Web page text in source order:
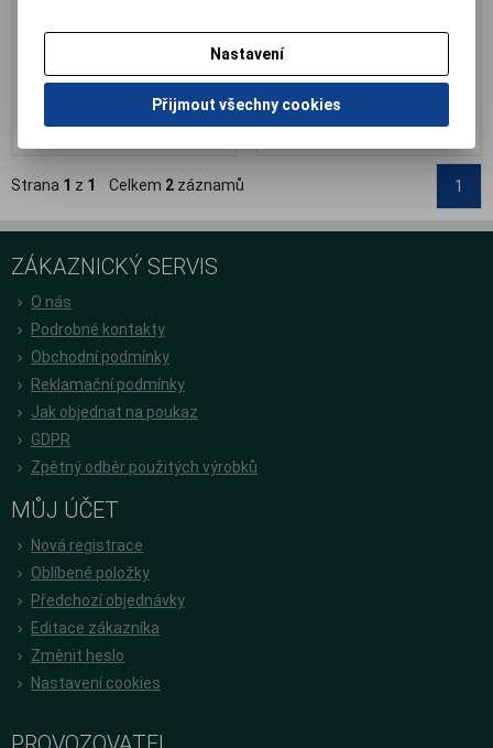
50 nastříhaných vláken v balení
138 Kč
Přidat do košíku
implantáty a rovnátka
242 Kč
Přidat do košíku
Strana 1 z 1 Celkem 2 záznamů 1
ZÁKAZNICKÝ SERVIS
O nás
Podrobné kontakty
Obchodní podmínky
Reklamační podmínky
Jak objednat na poukaz
GDPR
Zpětný odběr použitých výrobků
MŮJ ÚČET
Nová registrace
Oblíbené položky
Předchozí objednávky
Editace zákazníka
Změnit heslo
Nastavení cookies
Nastavení
Přijmout všechny cookies